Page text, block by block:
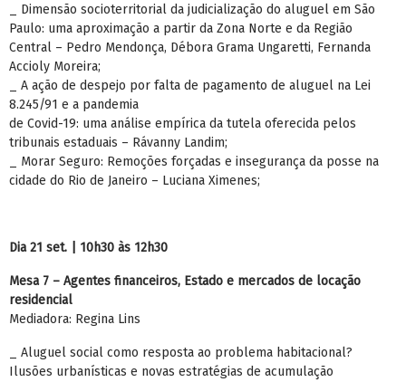
_ Dimensão socioterritorial da judicialização do aluguel em São
Paulo: uma aproximação a partir da Zona Norte e da Região
Central – Pedro Mendonça, Débora Grama Ungaretti, Fernanda
Accioly Moreira;
_ A ação de despejo por falta de pagamento de aluguel na Lei
8.245/91 e a pandemia
de Covid-19: uma análise empírica da tutela oferecida pelos
tribunais estaduais – Rávanny Landim;
_ Morar Seguro: Remoções forçadas e insegurança da posse na
cidade do Rio de Janeiro – Luciana Ximenes;
Dia 21 set. | 10h30 às 12h30
Mesa 7 – Agentes financeiros, Estado e mercados de locação
residencial
Mediadora: Regina Lins
_ Aluguel social como resposta ao problema habitacional?
Ilusões urbanísticas e novas estratégias de acumulação